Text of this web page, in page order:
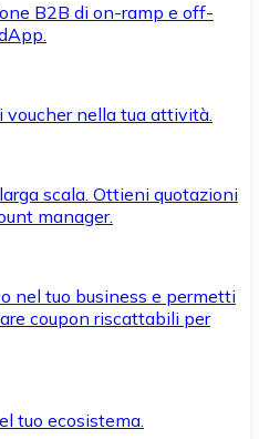
B2B di on-ramp e off-
voucher nella tua attività.
scala. Ottieni quotazioni
manager.
nel tuo business e permetti
coupon riscattabili per
tuo ecosistema.